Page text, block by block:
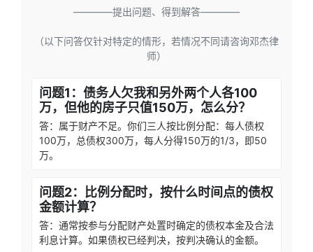
————提出问题、得到解答————
（以下问答仅针对特定的情形，若情况不同请咨询邓杰律
师）
问题1：债务人欠我和另外两个人各100
万，但他的房子只值150万，怎么分？
答：属于财产不足。你们三人按比例分配：每人债权
100万，总债权300万，每人分得150万的1/3，即50
万。
问题2：比例分配时，按什么时间点的债权
金额计算？
答：通常按参与分配财产处置时确定的债权本金及合法
利息计算。如果债权已经判决，按判决确认的金额。